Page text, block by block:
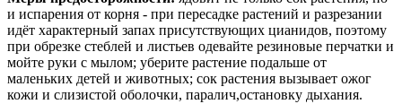
и испарения от корня - при пересадке растений и разрезании
идёт характерный запах присутствующих цианидов, поэтому
при обрезке стеблей и листьев одевайте резиновые перчатки и
мойте руки с мылом; уберите растение подальше от
маленьких детей и животных; сок растения вызывает ожог
кожи и слизистой оболочки, паралич,остановку дыхания.